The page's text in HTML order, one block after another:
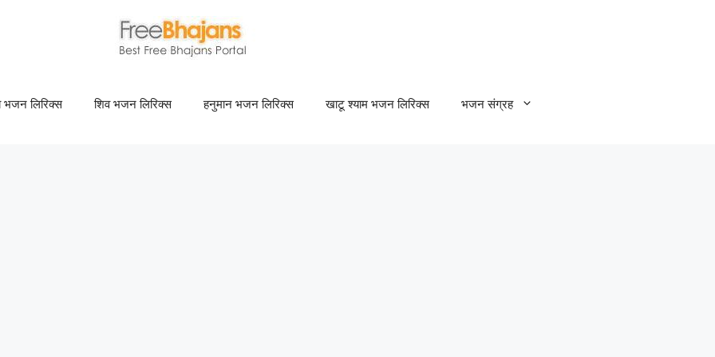
भजन लिरिक्स शिव भजन लिरिक्स हनुमान भजन लिरिक्स खाटू श्याम भजन लिरिक्स भजन संग्रह